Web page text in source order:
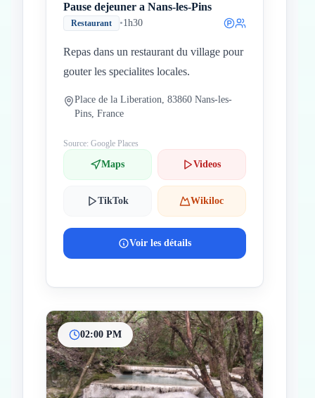
Pause dejeuner a Nans-les-Pins
Restaurant •1h30
Repas dans un restaurant du village pour
gouter les specialites locales.
Place de la Liberation, 83860 Nans-les-
Pins, France
Source: Google Places
Maps Videos
TikTok Wikiloc
Voir les détails
02:00 PM